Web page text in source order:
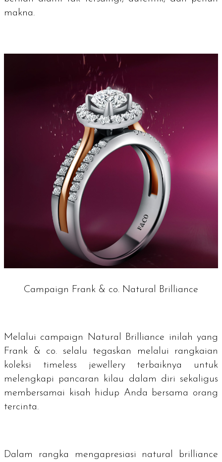
makna.
Campaign Frank & co. Natural Brilliance
Melalui campaign Natural Brilliance inilah yang
Frank & co. selalu tegaskan melalui rangkaian
koleksi timeless jewelleryterbaiknya untuk
melengkapi pancaran kilau dalam diri sekaligus
membersamai kisah hidup Anda bersama orang
tercinta.
Dalam rangka mengapresiasi natural brilliance